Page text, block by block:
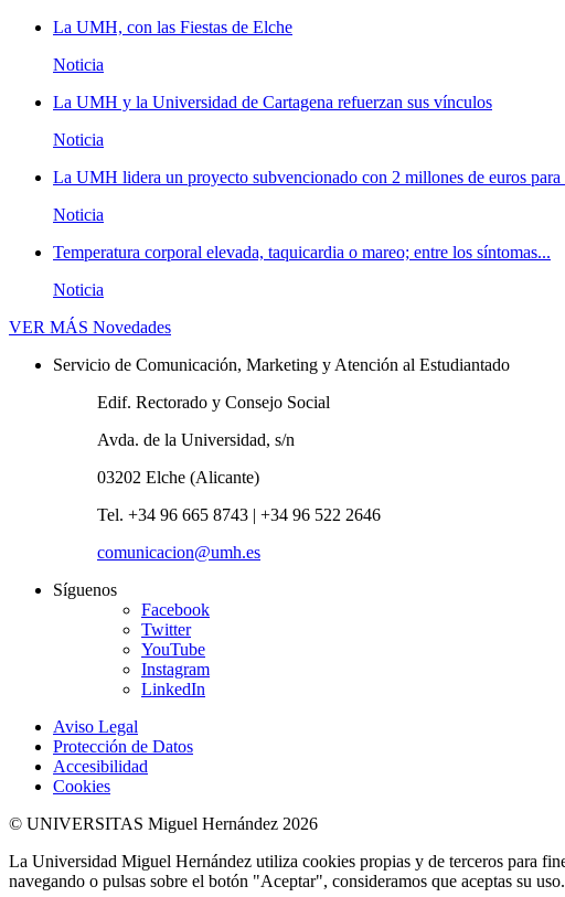
La UMH, con las Fiestas de Elche
Noticia
La UMH y la Universidad de Cartagena refuerzan sus vínculos
Noticia
La UMH lidera un proyecto subvencionado con 2 millones de euros para
Noticia
Temperatura corporal elevada, taquicardia o mareo; entre los síntomas...
Noticia
VER MÁS Novedades
Servicio de Comunicación, Marketing y Atención al Estudiantado
Edif. Rectorado y Consejo Social
Avda. de la Universidad, s/n
03202 Elche (Alicante)
Tel. +34 96 665 8743 | +34 96 522 2646
comunicacion@umh.es
Síguenos
Facebook
Twitter
YouTube
Instagram
LinkedIn
Aviso Legal
Protección de Datos
Accesibilidad
Cookies
© UNIVERSITAS Miguel Hernández 2026
La Universidad Miguel Hernández utiliza cookies propias y de terceros para
navegando o pulsas sobre el botón "Aceptar", consideramos que aceptas su